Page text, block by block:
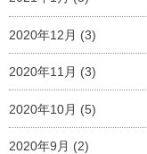
2020年12月 (3)
2020年11月 (3)
2020年10月 (5)
2020年9月 (2)